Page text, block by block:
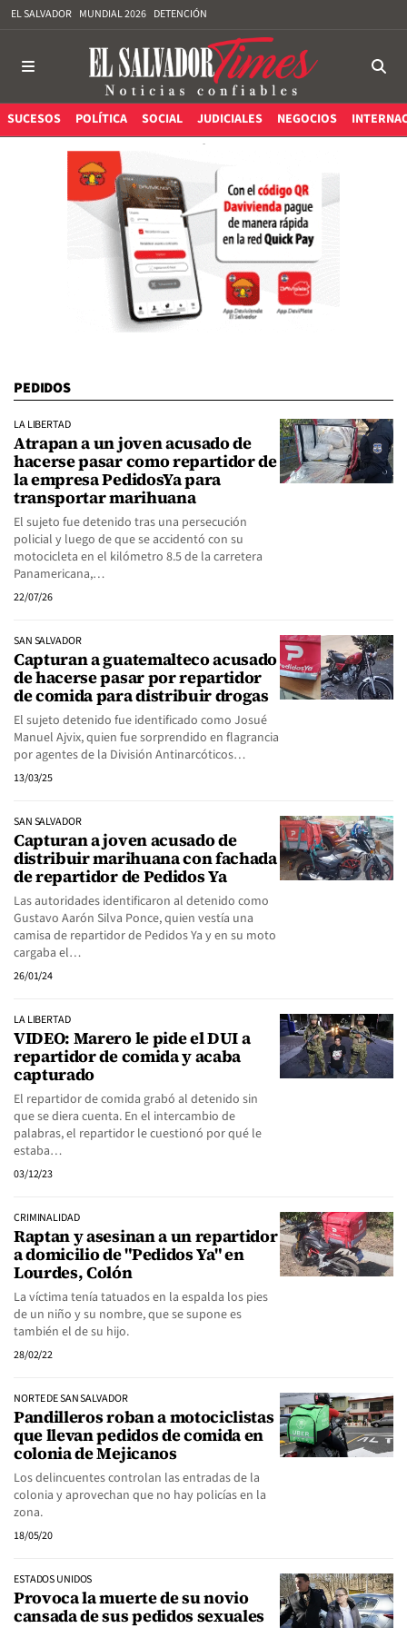
EL SALVADOR MUNDIAL 2026 DETENCIÓN
SUCESOS POLÍTICA SOCIAL JUDICIALES NEGOCIOS
PEDIDOS
LA LIBERTAD
Atrapan a un joven acusado de
hacerse pasar como repartidor de
la empresa PedidosYa para
transportar marihuana
El sujeto fue detenido tras una persecución
policial y luego de que se accidentó con su
motocicleta en el kilómetro 8.5 de la carretera
Panamericana,…
22/07/26
SAN SALVADOR
Capturan a guatemalteco acusado
de hacerse pasar por repartidor
de comida para distribuir drogas
El sujeto detenido fue identificado como Josué
Manuel Ajvix, quien fue sorprendido en flagrancia
por agentes de la División Antinarcóticos…
13/03/25
SAN SALVADOR
Capturan a joven acusado de
distribuir marihuana con fachada
de repartidor de Pedidos Ya
Las autoridades identificaron al detenido como
Gustavo Aarón Silva Ponce, quien vestía una
camisa de repartidor de Pedidos Ya y en su moto
cargaba el…
26/01/24
LA LIBERTAD
VIDEO: Marero le pide el DUI a
repartidor de comida y acaba
capturado
El repartidor de comida grabó al detenido sin
que se diera cuenta. En el intercambio de
palabras, el repartidor le cuestionó por qué le
estaba…
03/12/23
CRIMINALIDAD
Raptan y asesinan a un repartidor
a domicilio de "Pedidos Ya" en
Lourdes, Colón
La víctima tenía tatuados en la espalda los pies
de un niño y su nombre, que se supone es
también el de su hijo.
28/02/22
NORTE DE SAN SALVADOR
Pandilleros roban a motociclistas
que llevan pedidos de comida en
colonia de Mejicanos
Los delincuentes controlan las entradas de la
colonia y aprovechan que no hay policías en la
zona.
18/05/20
ESTADOS UNIDOS
Provoca la muerte de su novio
cansada de sus pedidos sexuales